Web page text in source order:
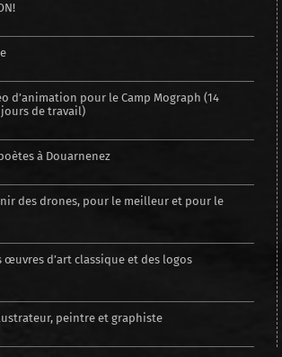
d’animation pour le Camp Mograph (14
de travail)
à Douarnenez
des drones, pour le meilleur et pour le
œuvres d’art classique et des logos
peintre et graphiste